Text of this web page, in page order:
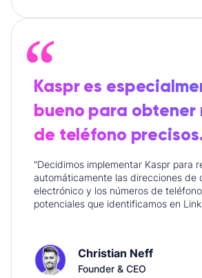
Kaspr es
bueno para obtener
de teléfono
"Decidimos implementar Kaspr para
automáticamente las direcciones de
electrónico y los números de
potenciales que identificamos en
Christian Neff
Founder & CEO